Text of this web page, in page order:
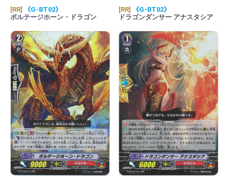
[RR]
《G-BT02》
ボルテージホーン・ドラゴン
[RR]
《G-BT02》
ドラゴンダンサー アナスタシア